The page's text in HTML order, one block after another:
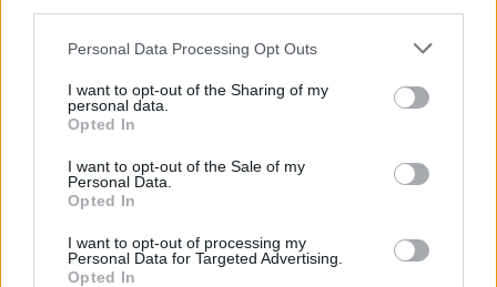
Please note that this website/app uses one or more Google
not limited to your visit or usage behaviour. You may click to
grant or deny consent to Google and its third-party tags to
use your data for below specified purposes in below Google
consent section.
Personal Data Processing Opt Outs
I want to opt-out of the Sharing of my
personal data.
Opted In
I want to opt-out of the Sale of my
Personal Data.
Opted In
I want to opt-out of processing my
Personal Data for Targeted Advertising.
Opted In
imprese e dipendenti.